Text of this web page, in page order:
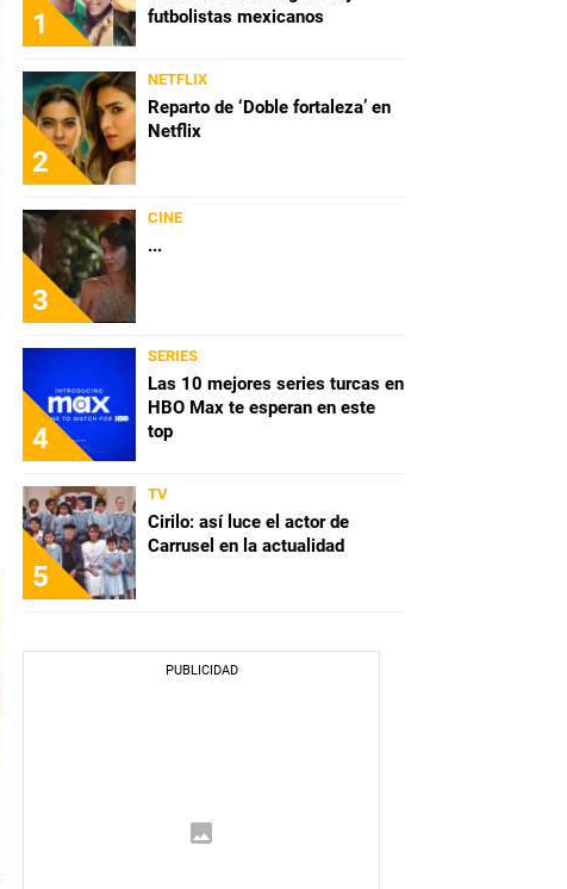
1
futbolistas mexicanos
2
NETFLIX
Reparto de ‘Doble fortaleza’ en
Netflix
3
CINE
...
4
SERIES
Las 10 mejores series turcas en
HBO Max te esperan en este
top
5
TV
Cirilo: así luce el actor de
Carrusel en la actualidad